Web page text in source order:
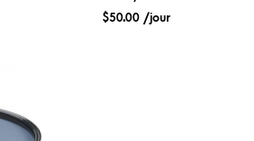
$50.00 /jour